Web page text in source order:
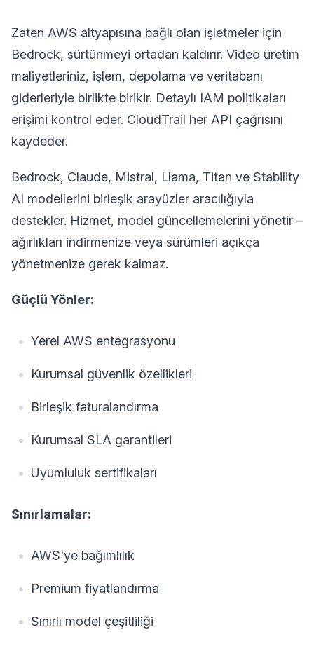
Zaten AWS altyapısına bağlı olan işletmeler için
Bedrock, sürtünmeyi ortadan kaldırır. Video üretim
maliyetleriniz, işlem, depolama ve veritabanı
giderleriyle birlikte birikir. Detaylı IAM politikaları
erişimi kontrol eder. CloudTrail her API çağrısını
kaydeder.
Bedrock, Claude, Mistral, Llama, Titan ve Stability
AI modellerini birleşik arayüzler aracılığıyla
destekler. Hizmet, model güncellemelerini yönetir –
ağırlıkları indirmenize veya sürümleri açıkça
yönetmenize gerek kalmaz.
Güçlü Yönler:
Yerel AWS entegrasyonu
Kurumsal güvenlik özellikleri
Birleşik faturalandırma
Kurumsal SLA garantileri
Uyumluluk sertifikaları
Sınırlamalar:
AWS'ye bağımlılık
Premium fiyatlandırma
Sınırlı model çeşitliliği